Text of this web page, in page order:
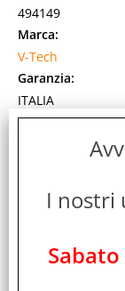
494149
Marca:
V-Tech
Garanzia:
ITALIA
Cod. EAN:
3417761912072
IMPARA LE
catturano
giocare e gli
Disponibilità:
I nostri